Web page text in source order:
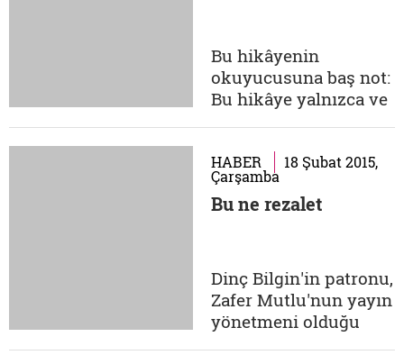
Nisan 1997 tarihli
Hürriyet gazetesi
tarafından
görüntülenmiş...
Bu hikâyenin
okuyucusuna baş not:
Bu hikâye yalnızca ve
karanlık bir hikâyedir.
Rahatsız olmayı göze
almadığınız takdirde
"Dünyaya gelmek
kişiye sunulmuş bir
seçenek...
HABER 18 Şubat 2015,
Çarşamba
Bu ne rezalet
Dinç Bilgin'in patronu,
Zafer Mutlu'nun yayın
yönetmeni olduğu